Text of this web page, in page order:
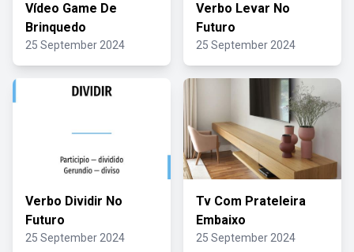
Vídeo Game De
Brinquedo
25 September 2024
Verbo Levar No
Futuro
25 September 2024
Verbo Dividir No
Futuro
25 September 2024
Tv Com Prateleira
Embaixo
25 September 2024